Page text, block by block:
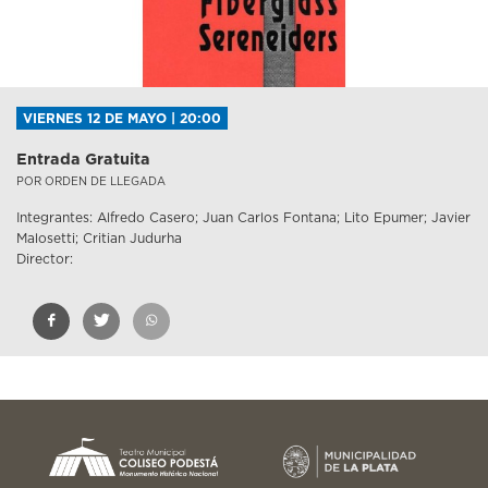
VIERNES 12 DE MAYO | 20:00
Entrada Gratuita
POR ORDEN DE LLEGADA
Integrantes: Alfredo Casero; Juan Carlos Fontana; Lito Epumer; Javier
Malosetti; Critian Judurha
Director: